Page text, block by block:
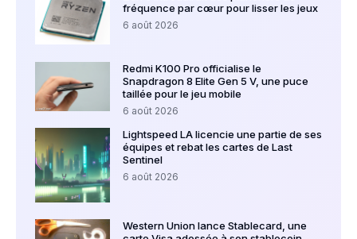
fréquence par cœur pour lisser les jeux
6 août 2026
Redmi K100 Pro officialise le
Snapdragon 8 Elite Gen 5 V, une puce
taillée pour le jeu mobile
6 août 2026
Lightspeed LA licencie une partie de ses
équipes et rebat les cartes de Last
Sentinel
6 août 2026
Western Union lance Stablecard, une